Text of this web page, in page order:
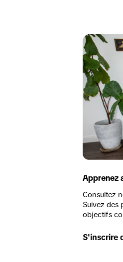
Apprenez
Consultez
Suivez des
objectifs
S'inscrire